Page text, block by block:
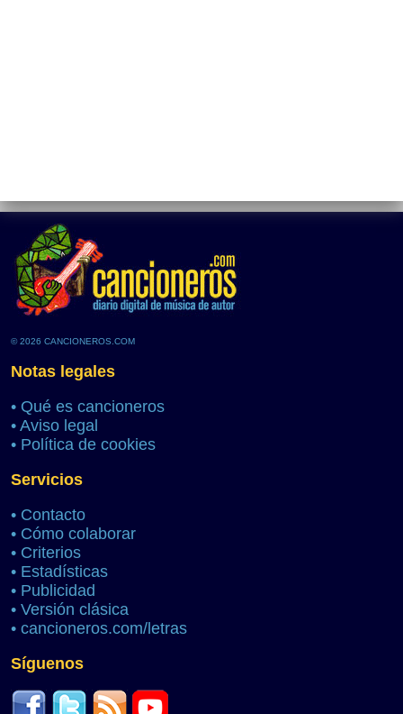
© 2026 CANCIONEROS.COM
Notas legales
• Qué es cancioneros
• Aviso legal
• Política de cookies
Servicios
• Contacto
• Cómo colaborar
• Criterios
• Estadísticas
• Publicidad
• Versión clásica
• cancioneros.com/letras
Síguenos